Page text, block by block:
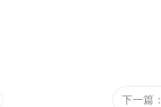
下一篇：